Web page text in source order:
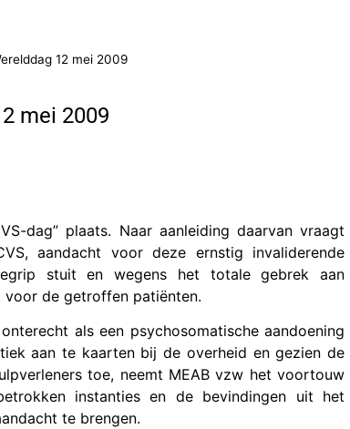
12 mei 2009
mei 2009
dag” plaats. Naar aanleiding daarvan vraagt
aandacht voor deze ernstig invaliderende
stuit en wegens het totale gebrek aan
de getroffen patiënten.
als een psychosomatische aandoening
aan te kaarten bij de overheid en gezien de
toe, neemt MEAB vzw het voortouw
instanties en de bevindingen uit het
te brengen.